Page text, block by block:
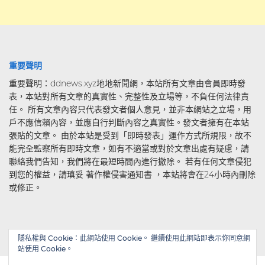
重要聲明
重要聲明：ddnews.xyz地地新聞網，本站所有文章由會員即時發
表，本站對所有文章的真實性、完整性及立場等，不負任何法律責
任。 所有文章內容只代表發文者個人意見，並非本網站之立場，用
戶不應信賴內容，並應自行判斷內容之真實性。發文者擁有在本站
張貼的文章。 由於本站是受到「即時發表」運作方式所規限，故不
能完全監察所有即時文章，如有不適當或對於文章出處有疑慮，請
聯絡我們告知，我們將在最短時間內進行撤除。 若有任何文章侵犯
到您的權益，請瑱妥 著作權侵害通知書 ，本站將會在24小時內刪除
或修正。
隱私權與 Cookie：此網站使用 Cookie。 繼續使用此網站即表示你同意網
站使用 Cookie。